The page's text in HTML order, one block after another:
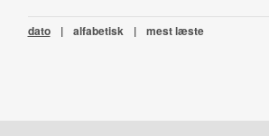
dato | alfabetisk | mest læste